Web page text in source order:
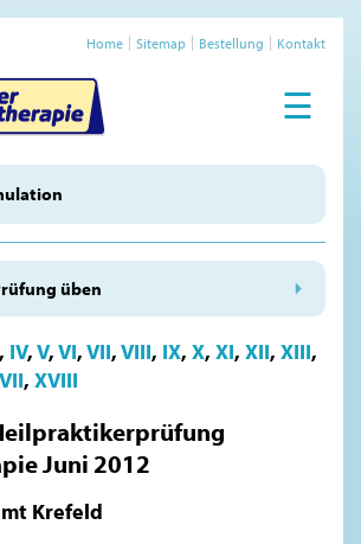
Home Sitemap Bestellung Kontakt
☰
üben
, IV,V,VI,VII,VIII, IX, X, XI, XII, XIII,
, XVIII
Juni 2012
Krefeld